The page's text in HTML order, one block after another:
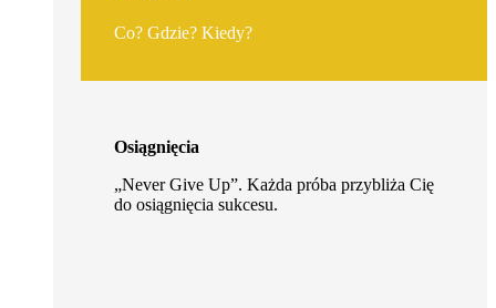
Co? Gdzie? Kiedy?
Osiągnięcia
„Never Give Up”. Każda próba przybliża Cię
do osiągnięcia sukcesu.